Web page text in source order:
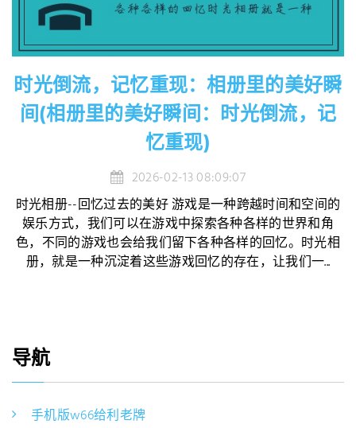
时光倒流，记忆重现：相册里的美好瞬
间(相册里的美好瞬间：时光倒流，记
忆重现)
2026-02-13 08:09:07
时光相册--回忆过去的美好 游戏是一种跨越时间和空间的
娱乐方式，我们可以在游戏中探索各种各样的世界和角
色，不同的游戏也会给我们留下各种各样的回忆。时光相
册，就是一种沉淀着这些游戏回忆的存在，让我们一...
导航
手机版w66给利老牌